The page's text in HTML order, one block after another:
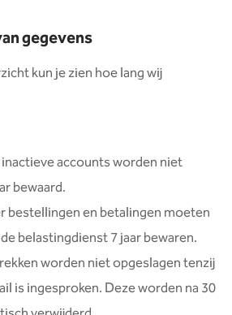
gegevens
kun je zien hoe lang wij
accounts worden niet
bewaard.
bestellingen en betalingen moeten
belastingdienst 7 jaar bewaren.
worden niet opgeslagen tenzij
is ingesproken. Deze worden na 30